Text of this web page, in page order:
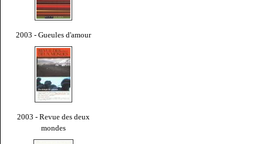
2003 - Gueules d'amour
2003 - Revue des deux
mondes